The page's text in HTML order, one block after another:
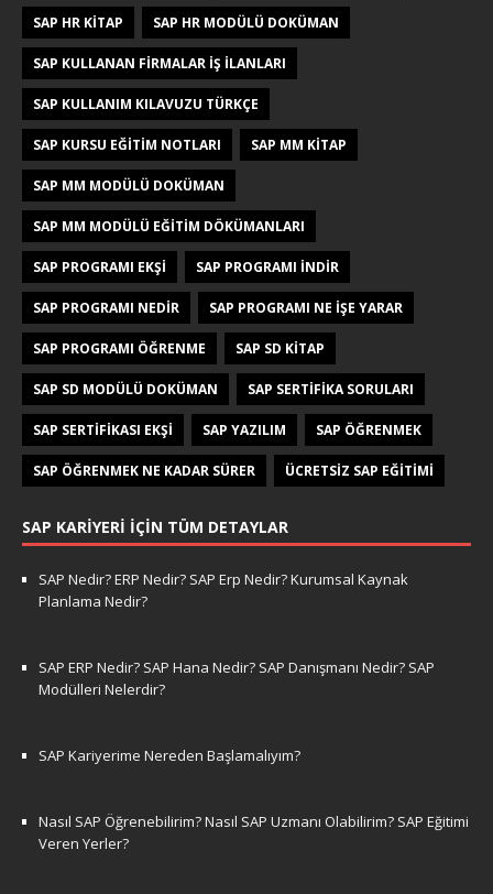
SAP HR KITAP SAP HR MODÜLÜ DOKÜMAN
SAP KULLANAN FIRMALAR IŞ ILANLARI
SAP KULLANIM KILAVUZU TÜRKÇE
SAP KURSU EĞITIM NOTLARI SAP MM KITAP
SAP MM MODÜLÜ DOKÜMAN
SAP MM MODÜLÜ EĞITIM DÖKÜMANLARI
SAP PROGRAMI EKŞI SAP PROGRAMI INDIR
SAP PROGRAMI NEDIR SAP PROGRAMI NE IŞE YARAR
SAP PROGRAMI ÖĞRENME SAP SD KITAP
SAP SD MODÜLÜ DOKÜMAN SAP SERTIFIKA SORULARI
SAP SERTIFIKASI EKŞI SAP YAZILIM SAP ÖĞRENMEK
SAP ÖĞRENMEK NE KADAR SÜRER ÜCRETSIZ SAP EĞITIMI
SAP KARIYERI İÇIN TÜM DETAYLAR
SAP Nedir? ERP Nedir? SAP Erp Nedir? Kurumsal Kaynak
Planlama Nedir?
SAP ERP Nedir? SAP Hana Nedir? SAP Danışmanı Nedir? SAP
Modülleri Nelerdir?
SAP Kariyerime Nereden Başlamalıyım?
Nasıl SAP Öğrenebilirim? Nasıl SAP Uzmanı Olabilirim? SAP Eğitimi
Veren Yerler?